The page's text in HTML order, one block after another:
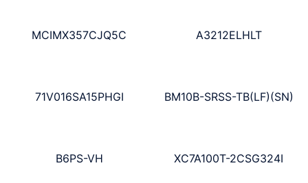
MCIMX357CJQ5C A3212ELHLT
71V016SA15PHGI BM10B-SRSS-TB(LF)(SN)
B6PS-VH XC7A100T-2CSG324I